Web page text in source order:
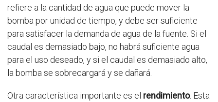
refiere a la cantidad de agua que puede mover la
bomba por unidad de tiempo, y debe ser suficiente
para satisfacer la demanda de agua de la fuente. Si el
caudal es demasiado bajo, no habrá suficiente agua
para el uso deseado, y si el caudal es demasiado alto,
la bomba se sobrecargará y se dañará.
Otra característica importante es el rendimiento. Esta